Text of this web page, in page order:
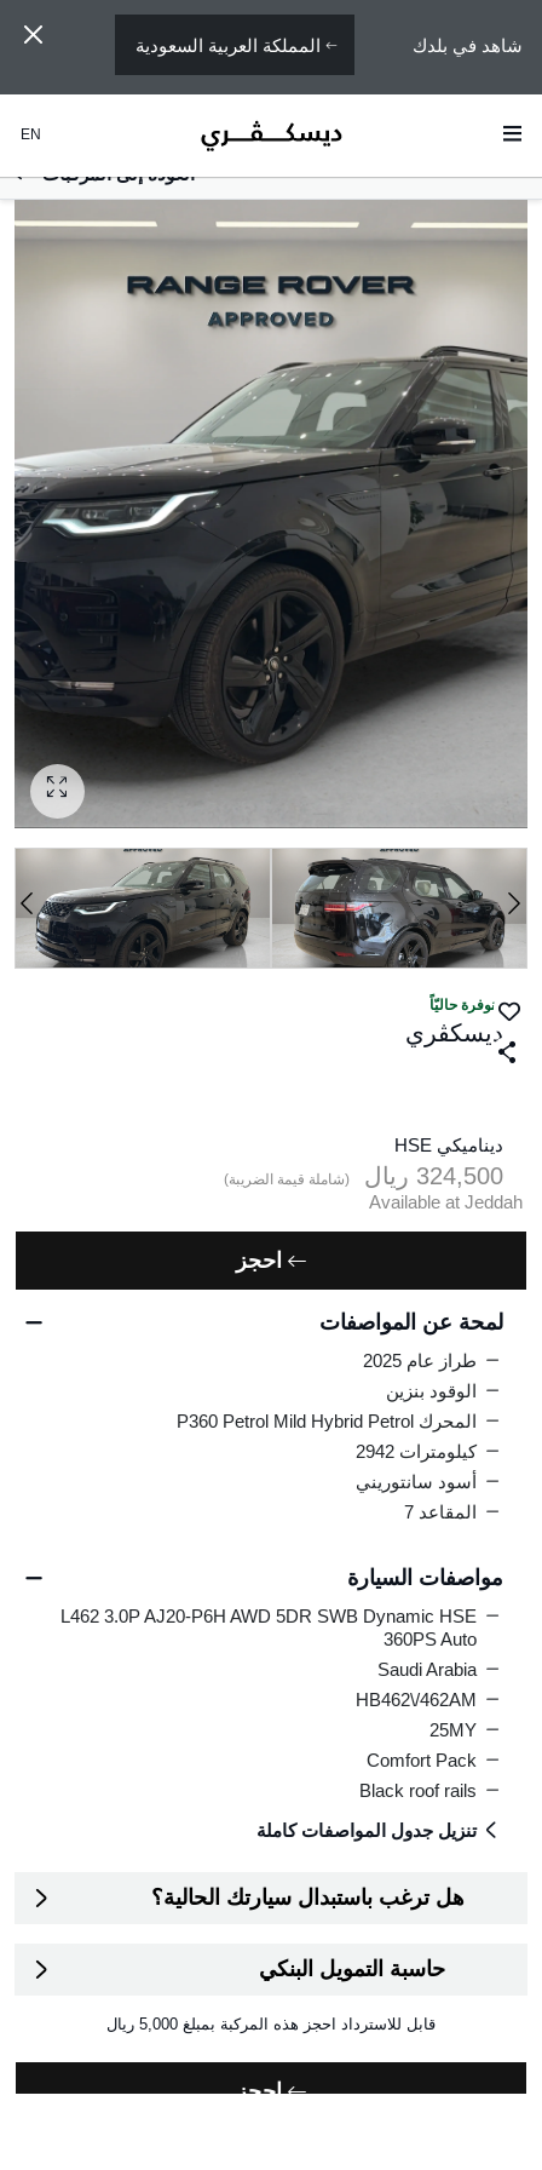
شاهد في بلدك المملكة العربية السعودية
EN
العودة إلى المركبات
منوفرة حاليّاً
ديسكڤري
ديناميكي HSE
324,500 ريال‎ (شاملة قيمة الضريبة)
Available at Jeddah
احجز
لمحة عن المواصفات
طراز عام 2025
الوقود بنزين
المحرك P360 Petrol Mild Hybrid Petrol
كيلومترات 2942
أسود سانتوريني
المقاعد 7
مواصفات السيارة
L462 3.0P AJ20-P6H AWD 5DR SWB Dynamic HSE
360PS Auto
Saudi Arabia
HB462\/462AM
25MY
Comfort Pack
Black roof rails
تنزيل جدول المواصفات كاملة
هل ترغب باستبدال سيارتك الحالية؟
حاسبة التمويل البنكي
احجز هذه المركبة بمبلغ 5,000 قابل للاسترداد
احجز